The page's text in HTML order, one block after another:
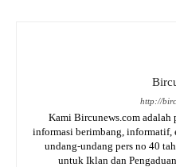
http://
Kami Bircunews.com adalah
informasi berimbang, informatif,
undang-undang pers no 40
untuk Iklan dan